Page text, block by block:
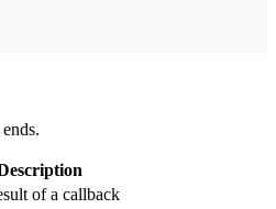
of a callback